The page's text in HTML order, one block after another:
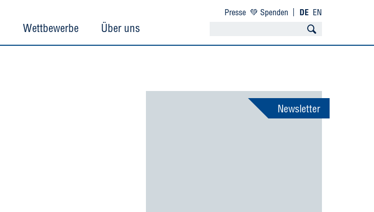
Wettbewerbe Über uns
Presse 💚 Spenden DE EN
Newsletter